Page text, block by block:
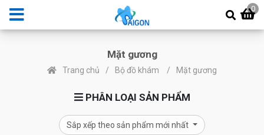
0
Mặt gương
Trang chủ Bộ đồ khám Mặt gương
PHÂN LOẠI SẢN PHẨM
Sắp xếp theo sản phẩm mới nhất